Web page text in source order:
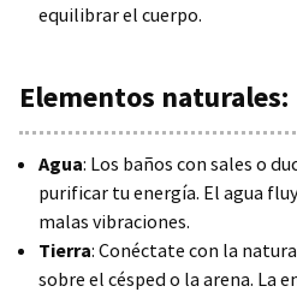
equilibrar el cuerpo.
Elementos naturales:
Agua: Los baños con sales o
purificar tu energía. El agua
malas vibraciones.
Tierra: Conéctate con la
sobre el césped o la arena. La